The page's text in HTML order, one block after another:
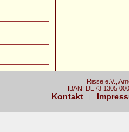
Risse e.V.,
IBAN: DE73 1305
Kontakt |